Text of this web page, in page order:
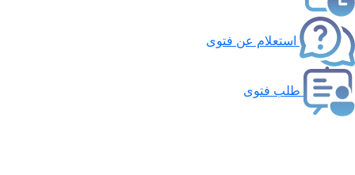
استعلام عن فتوى
طلب فتوى